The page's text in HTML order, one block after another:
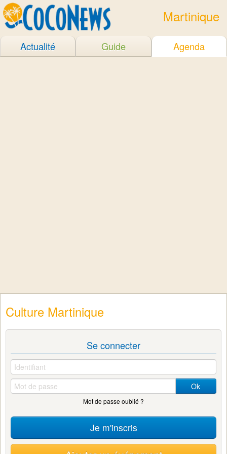
Martinique
Actualité Guide Agenda
Culture Martinique
Se connecter
Ok
Mot de passe oublié ?
Je m'inscris